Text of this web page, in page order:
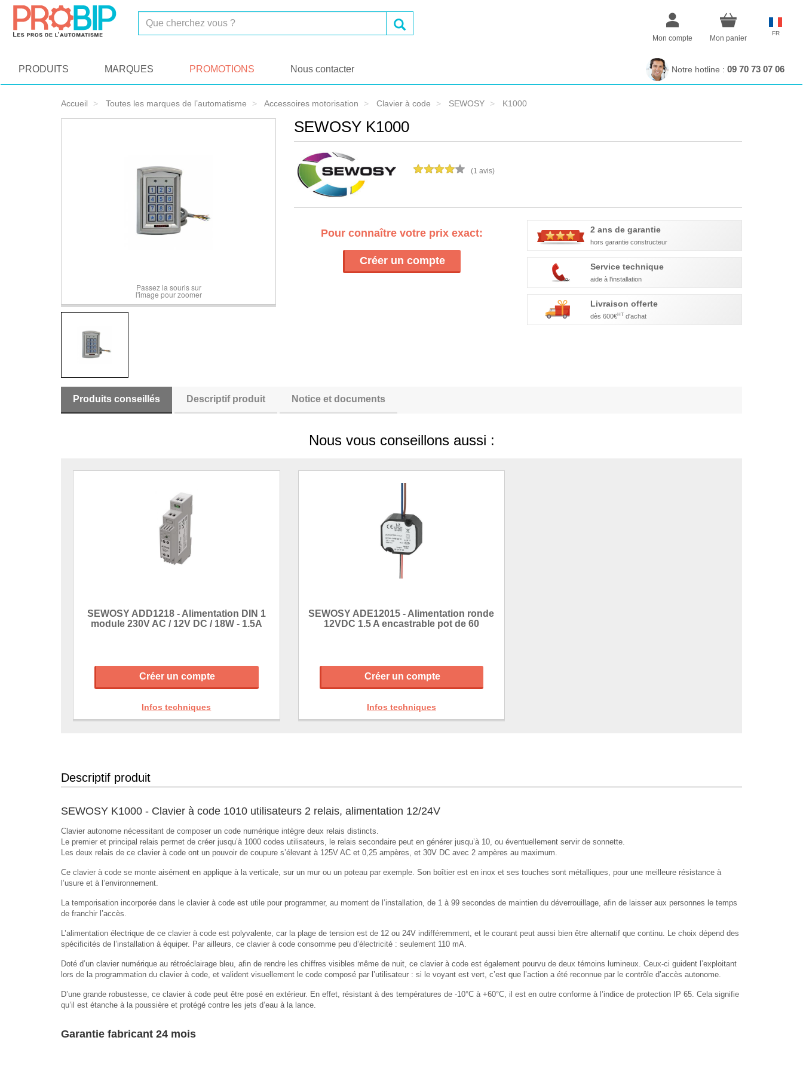
Mon compte Mon panier
FR
PRODUITS MARQUES PROMOTIONS Nous contacter Notre hotline : 09 70 73 07 06
Accueil Toutes les marques de l’automatisme Accessoires motorisation Clavier à code SEWOSY K1000
SEWOSY K1000
Votes (1 avis)
Passez la souris sur
l'image pour zoomer
Pour connaître votre prix exact:
Créer un compte
2 ans de garantie
hors garantie constructeur
Service technique
aide à l'installation
Livraison offerte
dès 600€HT d'achat
Produits conseillés Descriptif produit Notice et documents
Nous vous conseillons aussi :
SEWOSY ADD1218 - Alimentation DIN 1
module 230V AC / 12V DC / 18W - 1.5A
Créer un compte
Infos techniques
SEWOSY ADE12015 - Alimentation ronde
12VDC 1.5 A encastrable pot de 60
Créer un compte
Infos techniques
Descriptif produit
SEWOSY K1000 - Clavier à code 1010 utilisateurs 2 relais, alimentation 12/24V
Clavier autonome nécessitant de composer un code numérique intègre deux relais distincts.
Le premier et principal relais permet de créer jusqu’à 1000 codes utilisateurs, le relais secondaire peut en générer jusqu’à 10, ou éventuellement servir de sonnette.
Les deux relais de ce clavier à code ont un pouvoir de coupure s’élevant à 125V AC et 0,25 ampères, et 30V DC avec 2 ampères au maximum.
Ce clavier à code se monte aisément en applique à la verticale, sur un mur ou un poteau par exemple. Son boîtier est en inox et ses touches sont métalliques, pour une meilleure résistance à
l’usure et à l’environnement.
La temporisation incorporée dans le clavier à code est utile pour programmer, au moment de l’installation, de 1 à 99 secondes de maintien du déverrouillage, afin de laisser aux personnes le temps
de franchir l’accès.
L’alimentation électrique de ce clavier à code est polyvalente, car la plage de tension est de 12 ou 24V indifféremment, et le courant peut aussi bien être alternatif que continu. Le choix dépend des
spécificités de l’installation à équiper. Par ailleurs, ce clavier à code consomme peu d’électricité : seulement 110 mA.
Doté d’un clavier numérique au rétroéclairage bleu, afin de rendre les chiffres visibles même de nuit, ce clavier à code est également pourvu de deux témoins lumineux. Ceux-ci guident l’exploitant
lors de la programmation du clavier à code, et valident visuellement le code composé par l’utilisateur : si le voyant est vert, c’est que l’action a été reconnue par le contrôle d’accès autonome.
D’une grande robustesse, ce clavier à code peut être posé en extérieur. En effet, résistant à des températures de -10°C à +60°C, il est en outre conforme à l’indice de protection IP 65. Cela signifie
qu’il est étanche à la poussière et protégé contre les jets d’eau à la lance.
Garantie fabricant 24 mois
On vous présente nos cookies !